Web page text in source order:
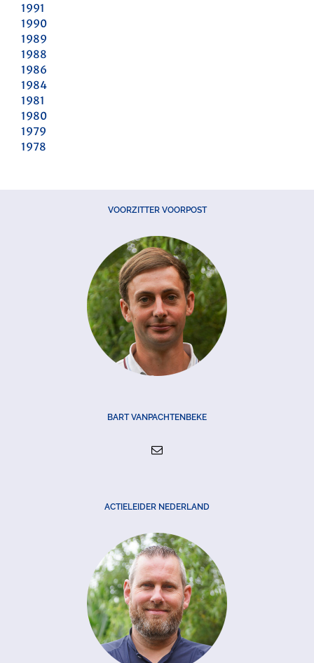
1991
1990
1989
1988
1986
1984
1981
1980
1979
1978
VOORZITTER VOORPOST
BART VANPACHTENBEKE
ACTIELEIDER NEDERLAND